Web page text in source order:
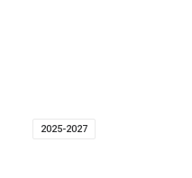
2025-2027